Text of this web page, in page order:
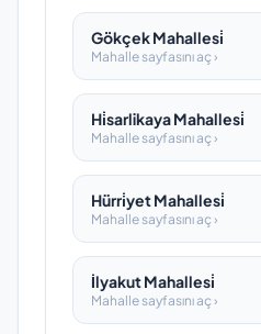
Gökçek Mahallesi̇
Mahalle sayfasını aç ›
Hi̇sarlikaya Mahallesi̇
Mahalle sayfasını aç ›
Hürri̇yet Mahallesi̇
Mahalle sayfasını aç ›
İlyakut Mahallesi̇
Mahalle sayfasını aç ›